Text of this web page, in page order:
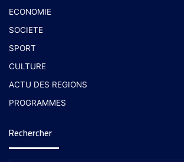
ECONOMIE
SOCIETE
SPORT
CULTURE
ACTU DES REGIONS
PROGRAMMES
Rechercher